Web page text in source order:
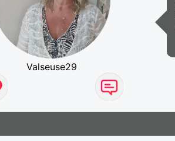
Valseuse29